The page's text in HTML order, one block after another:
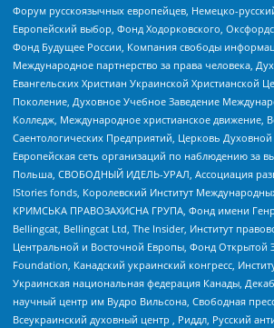
Форум русскоязычных европейцев, Немецко-
Европейский выбор, Фонд Ходорковского,
Фонд Будущее России, Компания свободы
Международное партнерство за права человека,
Евангельских Христиан Украинской Христианской
Поколение, Духовное Учебное Заведение
Колледж, Международное христианское движение,
Саентологических Предприятий, Церковь Духовной
Европейская сеть организаций по наблюдению за
Польша, СВОБОДНЫЙ ИДЕЛЬ-УРАЛ, Ассоциация
IStories fonds, Королевский Институт
КРИМСЬКА ПРАВОЗАХИСНА ГРУПА, Фонд имени
Bellingcat, Bellingcat Ltd, The Insider, Институт
Центральной и Восточной Европы, Фонд Открытой
Foundation, Канадский украинский конгресс,
Украинская национальная федерация Канады,
научный центр им Вудро Вильсона, Свободная
Всеукраинский духовный центр , Риддл, Русский